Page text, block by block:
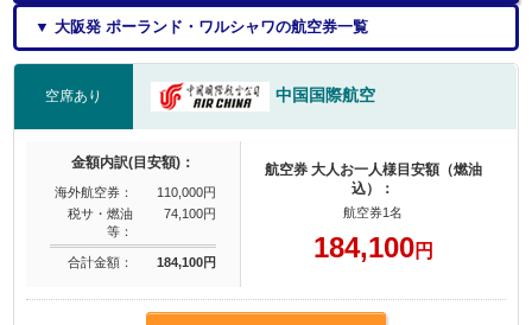
▼ 大阪発 ポーランド・ワルシャワの航空券一覧
空席あり 中国国際航空
金額内訳(目安額)：
海外航空券：
110,000円
税サ・燃油
等：
74,100円
合計金額： 184,100円
航空券 大人お一人様目安額（燃油
込）：
航空券1名
184,100円